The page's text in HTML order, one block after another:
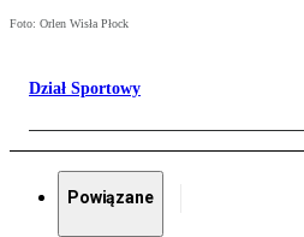
Foto: Orlen Wisła Płock
Dział Sportowy
Powiązane